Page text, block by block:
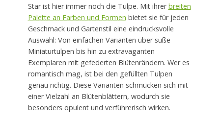
Star ist hier immer noch die Tulpe. Mit ihrerbreiten
Palette an Farben und Formen bietet sie für jeden
Geschmack und Gartenstil eine eindrucksvolle
Auswahl: Von einfachen Varianten über süße
Miniaturtulpen bis hin zu extravaganten
Exemplaren mit gefederten Blütenrändern. Wer es
romantisch mag, ist bei den gefüllten Tulpen
genau richtig. Diese Varianten schmücken sich mit
einer Vielzahl an Blütenblättern, wodurch sie
besonders opulent und verführerisch wirken.